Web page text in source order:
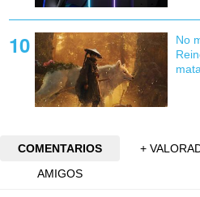
No
COMENTARIOS +
AMIGOS